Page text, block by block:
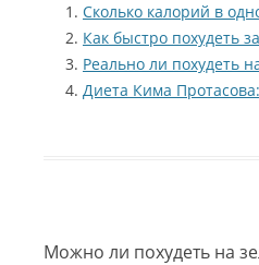
Сколько калорий в
Как быстро похудеть
Реально ли похудеть
Диета Кима
Можно ли похудеть на